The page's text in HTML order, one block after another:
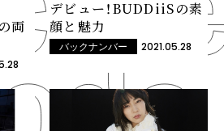
両
デビュー！BUDDiiSの素
顔と魅力
バックナンバー 2021.05.28